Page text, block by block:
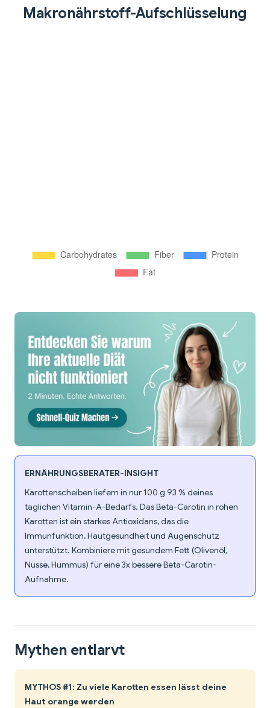
Makronährstoff-Aufschlüsselung
ERNÄHRUNGSBERATER-INSIGHT
Karottenscheiben liefern in nur 100 g 93 % deines
täglichen Vitamin-A-Bedarfs. Das Beta-Carotin in rohen
Karotten ist ein starkes Antioxidans, das die
Immunfunktion, Hautgesundheit und Augenschutz
unterstützt. Kombiniere mit gesundem Fett (Olivenöl,
Nüsse, Hummus) für eine 3x bessere Beta-Carotin-
Aufnahme.
Mythen entlarvt
MYTHOS #1: Zu viele Karotten essen lässt deine
Haut orange werden